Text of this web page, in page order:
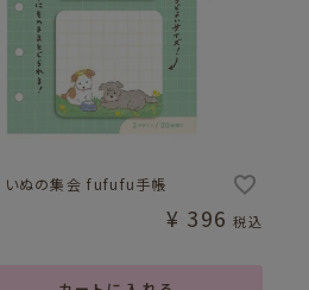
いぬの集会 fufufu手帳
¥ 396 税込